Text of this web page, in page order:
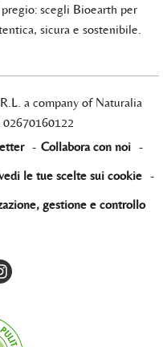
scegli Bioearth per
sicura e sostenibile.
a company of Naturalia
- Collabora con noi -
le tue scelte sui cookie -
gestione e controllo